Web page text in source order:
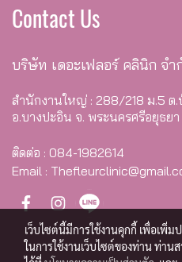
Contact Us
บริษัท เดอะเฟลอร์ คลินิก จำ
สำนักงานใหญ่ : 288/218 ม.5 ต.
อ.บางปะอิน จ. พระนครศรีอยุธยา
ติดต่อ : 084-1982614
Email :
เว็บไซต์นี้มีการใช้งานคุกกี้ เพื่อเพิ่
ในการใช้งานเว็บไซต์ของท่าน ท่าน